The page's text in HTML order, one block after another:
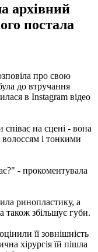
архівний
постала
про свою
до втручання
в Instagram відео
на сцені - вона
волоссям і тонкими
- прокоментувала
ринопластику, а
також збільшує губи.
її зовнішність
хірургія їй пішла